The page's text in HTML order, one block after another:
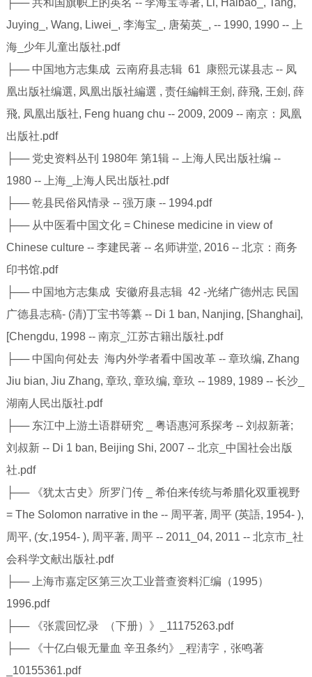
├── 共和国旗帜上的英名 -- 李海宝等著, Li, Haibao_, Tang,
Juying_, Wang, Liwei_, 李海宝_, 唐菊英_, -- 1990, 1990 -- 上
海_少年儿童出版社.pdf
├── 中国地方志集成 云南府县志辑 61 康熙元谋县志 -- 凤
凰出版社编選, 凤凰出版社編選 , 责任編輯王劍, 薛飛, 王劍, 薛
飛, 凤凰出版社, Feng huang chu -- 2009, 2009 -- 南京：凤凰
出版社.pdf
├── 党史资料丛刊 1980年 第1辑 -- 上海人民出版社编 --
1980 -- 上海_上海人民出版社.pdf
├── 乾县民俗风情录 -- 强万康 -- 1994.pdf
├── 从中医看中国文化 = Chinese medicine in view of
Chinese culture -- 李建民著 -- 名师讲堂, 2016 -- 北京：商务
印书馆.pdf
├── 中国地方志集成 安徽府县志辑 42 -光绪广德州志 民国
广德县志稿- (清)丁宝书等纂 -- Di 1 ban, Nanjing, [Shanghai],
[Chengdu, 1998 -- 南京_江苏古籍出版社.pdf
├── 中国向何处去 海内外学者看中国改革 -- 章玖编, Zhang
Jiu bian, Jiu Zhang, 章玖, 章玖编, 章玖 -- 1989, 1989 -- 长沙_
湖南人民出版社.pdf
├── 东江中上游土语群研究 _ 粤语惠河系探考 -- 刘叔新著;
刘叔新 -- Di 1 ban, Beijing Shi, 2007 -- 北京_中国社会出版
社.pdf
├── 《犹太古史》所罗门传 _ 希伯来传统与希腊化双重视野
= The Solomon narrative in the -- 周平著, 周平 (英語, 1954- ),
周平, (女,1954- ), 周平著, 周平 -- 2011_04, 2011 -- 北京市_社
会科学文献出版社.pdf
├── 上海市嘉定区第三次工业普查资料汇编（1995）
1996.pdf
├── 《张震回忆录 （下册）》_11175263.pdf
├── 《十亿白银无量血 辛丑条约》_程淸字，张鸣著
_10155361.pdf